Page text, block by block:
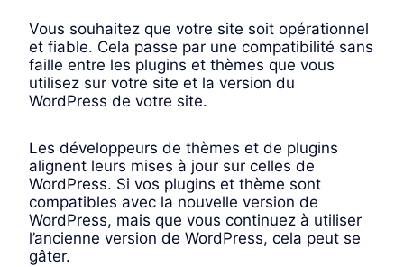
Vous souhaitez que votre site soit opérationnel
et fiable. Cela passe par une compatibilité sans
faille entre les plugins et thèmes que vous
utilisez sur votre site et la version du
WordPress de votre site.
Les développeurs de thèmes et de plugins
alignent leurs mises à jour sur celles de
WordPress. Si vos plugins et thème sont
compatibles avec la nouvelle version de
WordPress, mais que vous continuez à utiliser
l’ancienne version de WordPress, cela peut se
gâter.